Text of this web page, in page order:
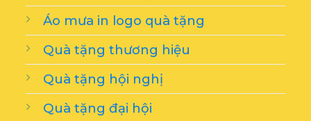
Áo mưa in logo quà tặng
Quà tặng thương hiệu
Quà tặng hội nghị
Quà tặng đại hội